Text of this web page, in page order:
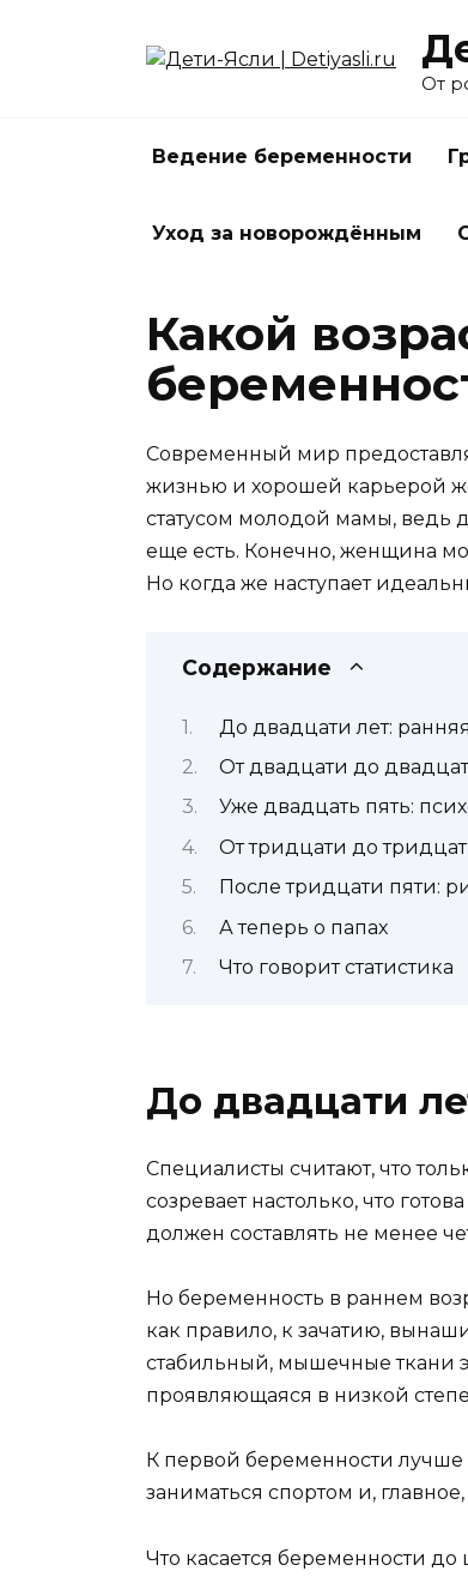
От
Ведение беременности
Уход за новорождённым
Какой
Современный мир
жизнью и хорошей карьерой
статусом молодой мамы, ведь
еще есть. Конечно, женщина
Но когда же наступает
Содержание
До двадцати лет:
От двадцати до
Уже двадцать пять:
От тридцати до
После тридцати пяти:
А теперь о папах
Что говорит статистика
До двадцати
Специалисты считают, что
созревает настолько, что
должен составлять не менее
Но беременность в раннем
как правило, к зачатию,
стабильный, мышечные ткани
проявляющаяся в низкой
К первой беременности лучше
заниматься спортом и,
Что касается беременности